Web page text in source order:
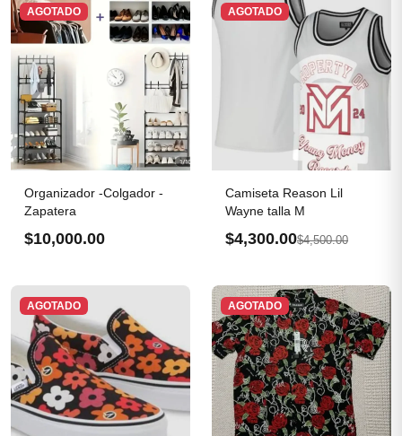
AGOTADO
Organizador -Colgador -
Zapatera
$10,000.00
AGOTADO
Camiseta Reason Lil
Wayne talla M
$4,300.00$4,500.00
AGOTADO AGOTADO